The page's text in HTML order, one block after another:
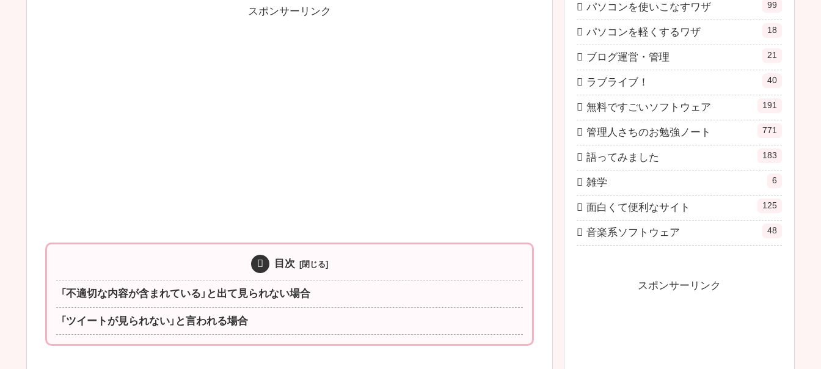
スポンサーリンク
目次
「不適切な内容が含まれている」と出て見られない場合
「ツイートが見られない」と言われる場合
パソコンを使いこなすワザ 99
パソコンを軽くするワザ 18
ブログ運営・管理 21
ラブライブ！ 40
無料ですごいソフトウェア 191
管理人さちのお勉強ノート 771
語ってみました 183
雑学 6
面白くて便利なサイト 125
音楽系ソフトウェア 48
スポンサーリンク